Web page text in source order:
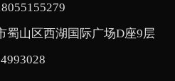
蜀山区西湖国际广场D座9层